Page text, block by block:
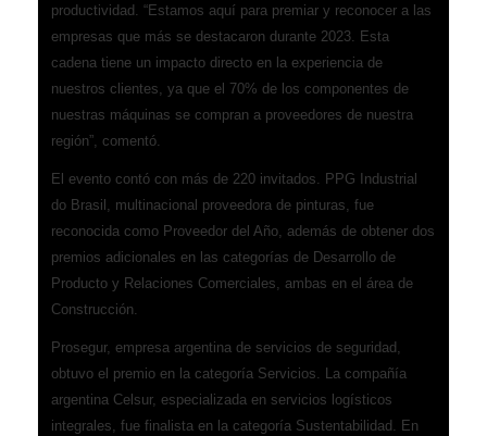
productividad. “Estamos aquí para premiar y reconocer a las
empresas que más se destacaron durante 2023. Esta
cadena tiene un impacto directo en la experiencia de
nuestros clientes, ya que el 70% de los componentes de
nuestras máquinas se compran a proveedores de nuestra
región”, comentó.
El evento contó con más de 220 invitados. PPG Industrial
do Brasil, multinacional proveedora de pinturas, fue
reconocida como Proveedor del Año, además de obtener dos
premios adicionales en las categorías de Desarrollo de
Producto y Relaciones Comerciales, ambas en el área de
Construcción.
Prosegur, empresa argentina de servicios de seguridad,
obtuvo el premio en la categoría Servicios. La compañía
argentina Celsur, especializada en servicios logísticos
integrales, fue finalista en la categoría Sustentabilidad. En